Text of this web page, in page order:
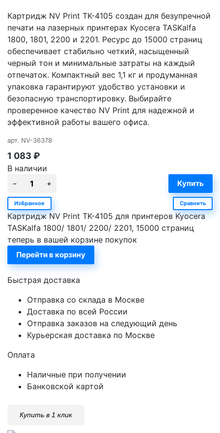
Картридж NV Print TK-4105 создан для безупречной
печати на лазерных принтерах Kyocera TASKalfa
1800, 1801, 2200 и 2201. Ресурс до 15000 страниц
обеспечивает стабильно четкий, насыщенный
черный тон и минимальные затраты на каждый
отпечаток. Компактный вес 1,1 кг и продуманная
упаковка гарантируют удобство установки и
безопасную транспортировку. Выбирайте
проверенное качество NV Print для надежной и
эффективной работы вашего офиса.
арт. NV-36378
1 083 ₽
В наличии
Избранное Сравнить
Картридж NV Print TK-4105 для принтеров Kyocera
TASKalfa 1800/ 1801/ 2200/ 2201, 15000 страниц
теперь в вашей корзине покупок
Перейти в корзину
Быстрая доставка
Отправка со склада в Москве
Доставка по всей России
Отправка заказов на следующий день
Курьерская доставка по Москве
Оплата
Наличные при получении
Банковской картой
Купить в 1 клик